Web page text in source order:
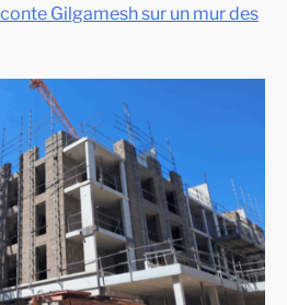
Gilgamesh sur un mur des